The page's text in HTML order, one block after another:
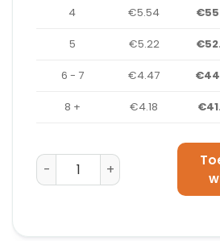
4 €5.54
5 €5.22
6 - 7 €4.47
8 + €4.18
Amerikaanse Vouwdoos